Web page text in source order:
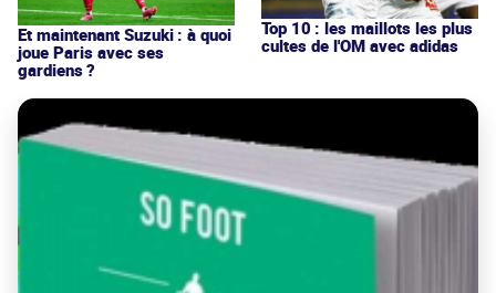
Et maintenant Suzuki : à quoi
joue Paris avec ses
gardiens ?
Top 10 : les maillots les plus
cultes de l'OM avec adidas